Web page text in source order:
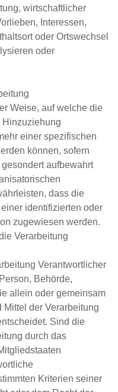
wirtschaftlicher
Interessen,
oder Ortswechsel
oder
Weise, auf welche die
Hinzuziehung
einer spezifischen
können, sofern
aufbewahrt
dass die
identifizierten oder
zugewiesen werden.
Verarbeitung
Verantwortlicher
Behörde,
allein oder gemeinsam
der Verarbeitung
Sind die
durch das
Kriterien seiner